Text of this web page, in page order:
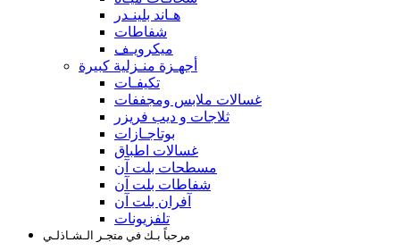
هـاند بلينـدر
شفاطات
ميكرويـف
أجهـزة منـزلية كبيرة
تكيفـات
غسالات ملابس ومجففات
ثلاجات و ديب فريزر
بوتاجـازات
غسالات اطباق
مسطحات بلت آن
شفاطات بلت آن
آفران بلت آن
تلفزيونات
مرحباً بـك في متجـر الـشـاذلـي